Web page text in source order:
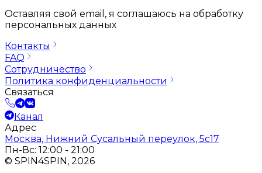
Оставляя свой email, я соглашаюсь на обработку
персональных данных
Контакты
FAQ
Сотрудничество
Политика конфиденциальности
Связаться
Канал
Адрес
Москва, Нижний Сусальный переулок, 5с17
Пн-Вс: 12:00 - 21:00
© SPIN4SPIN, 2026